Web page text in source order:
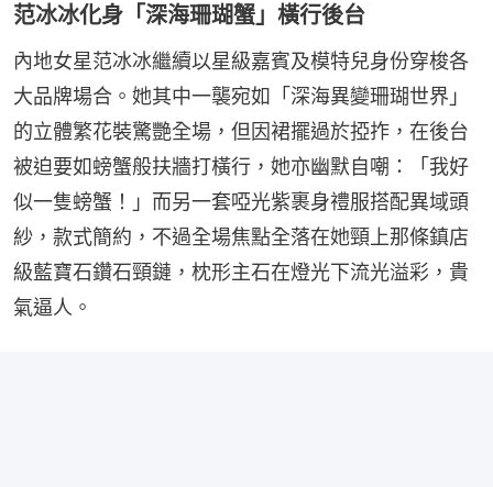
范冰冰化身「深海珊瑚蟹」橫行後台
內地女星范冰冰繼續以星級嘉賓及模特兒身份穿梭各
大品牌場合。她其中一襲宛如「深海異變珊瑚世界」
的立體繁花裝驚艷全場，但因裙擺過於掗拃，在後台
被迫要如螃蟹般扶牆打橫行，她亦幽默自嘲：「我好
似一隻螃蟹！」而另一套啞光紫裹身禮服搭配異域頭
紗，款式簡約，不過全場焦點全落在她頸上那條鎮店
級藍寶石鑽石頸鏈，枕形主石在燈光下流光溢彩，貴
氣逼人。